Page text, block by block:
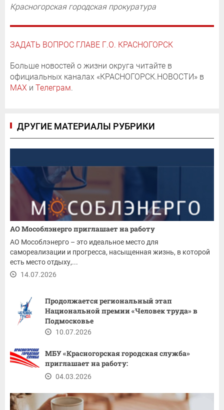
Красногорская городская прокуратура
ЗАДАТЬ ВОПРОС ГЛАВЕ Г.О. КРАСНОГОРСК
Больше новостей о жизни округа читайте в
официальных каналах «КРАСНОГОРСК.НОВОСТИ» в
MAX и Телеграм.
ДРУГИЕ МАТЕРИАЛЫ РУБРИКИ
АО Мособлэнерго приглашает на работу
АО Мособлэнерго – это идеальное место для
самореализации и прогресса, насыщенная жизнь, в которой
есть место отдыху,...
14.07.2026
Продолжается региональный этап
Национальной премии «Человек труда» в
Подмосковье
10.07.2026
МБУ «Красногорская городская служба»
приглашает на работу:
04.03.2026